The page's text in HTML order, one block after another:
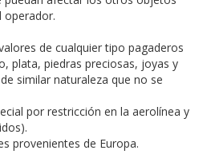
operador.
de cualquier tipo pagaderos
plata, piedras preciosas, joyas y
similar naturaleza que no se
por restricción en la aerolínea y
provenientes de Europa.